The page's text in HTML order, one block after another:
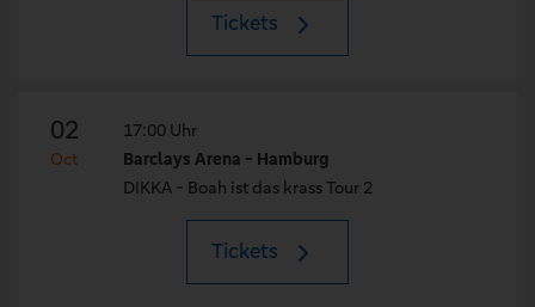
Tickets
02
Oct
17:00 Uhr
Barclays Arena - Hamburg
DIKKA - Boah ist das krass Tour 2
Tickets